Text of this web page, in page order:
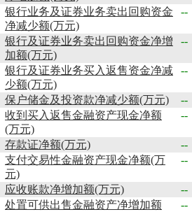
银行业务及证券业务卖出回购资金
净减少额(万元)
--
银行及证券业务卖出回购资金净增
加额(万元)
--
银行及证券业务买入返售资金净减
少额(万元)
--
保户储金及投资款净减少额(万元) --
收到买入返售金融资产现金净额
(万元)
--
存款证净额(万元) --
支付交易性金融资产现金净额(万
元)
--
应收账款净增加额(万元) --
处置可供出售金融资产净增加额
--